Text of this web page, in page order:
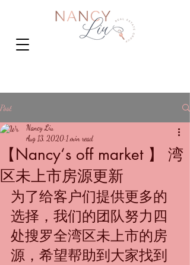
Post
【Nancy‘s off market 】 湾
区未上市房源更新
Nancy Liu
Aug 13, 2020 1 min read
为了给客户们提供更多的
选择，我们的团队努力四
处搜罗全湾区未上市的房
源，希望帮助到大家找到